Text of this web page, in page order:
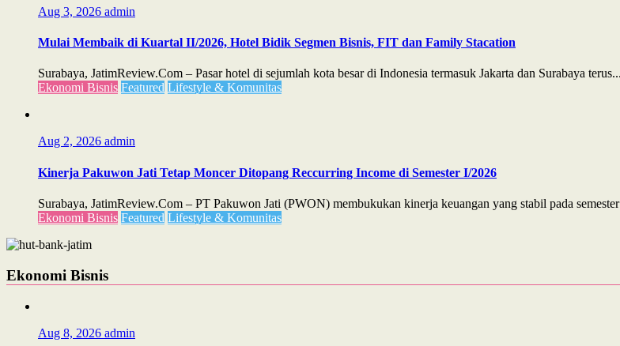
Aug 3, 2026 admin
Mulai Membaik di Kuartal II/2026, Hotel Bidik Segmen Bisnis, FIT dan Family Stacation
Surabaya, JatimReview.Com – Pasar hotel di sejumlah kota besar di Indonesia termasuk Jakarta dan Surabaya terus...
Ekonomi Bisnis Featured Lifestyle & Komunitas
Aug 2, 2026 admin
Kinerja Pakuwon Jati Tetap Moncer Ditopang Reccurring Income di Semester I/2026
Surabaya, JatimReview.Com – PT Pakuwon Jati (PWON) membukukan kinerja keuangan yang stabil pada
Ekonomi Bisnis Featured Lifestyle & Komunitas
Ekonomi Bisnis
Aug 8, 2026 admin